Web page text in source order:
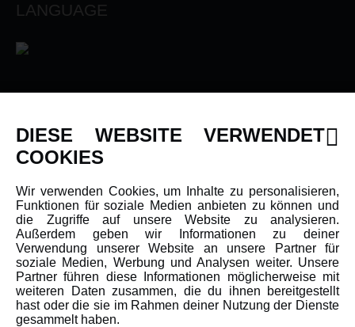
LANGUAGE
Newsletter
Karriere
Amewi Kataloge
MEHR VON AMEWI
AMXRacing - Qualitäts RC-Zubehör
DIESE WEBSITE VERWENDET
COOKIES
Wir verwenden Cookies, um Inhalte zu personalisieren,
Funktionen für soziale Medien anbieten zu können und
die Zugriffe auf unsere Website zu analysieren.
Außerdem geben wir Informationen zu deiner
Verwendung unserer Website an unsere Partner für
soziale Medien, Werbung und Analysen weiter. Unsere
Partner führen diese Informationen möglicherweise mit
weiteren Daten zusammen, die du ihnen bereitgestellt
hast oder die sie im Rahmen deiner Nutzung der Dienste
gesammelt haben.